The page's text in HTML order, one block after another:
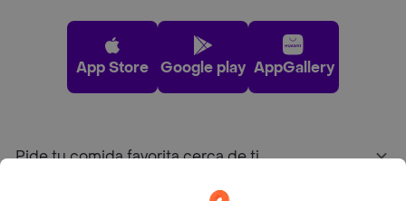
App Store Google play AppGallery
Pide tu comida favorita cerca de ti